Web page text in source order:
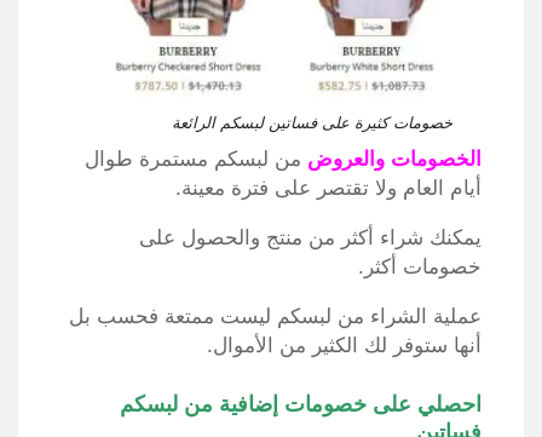
خصومات كثيرة على فساتين لبسكم الرائعة
الخصومات والعروض من لبسكم مستمرة طوال
أيام العام ولا تقتصر على فترة معينة.
يمكنك شراء أكثر من منتج والحصول على
خصومات أكثر.
عملية الشراء من لبسكم ليست ممتعة فحسب بل
أنها ستوفر لك الكثير من الأموال.
احصلي على خصومات إضافية من لبسكم